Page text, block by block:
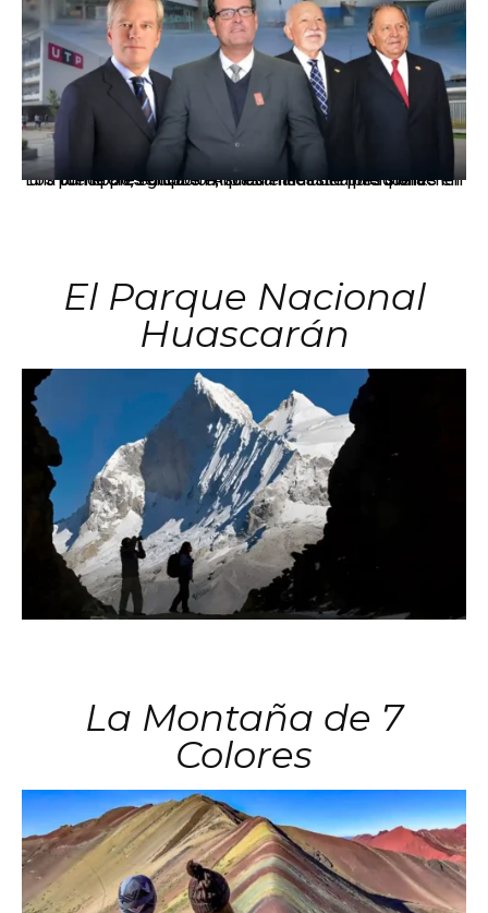
Los principales grupos empresariales del país mantienen una fuerte presencia en Áncash mediante inversiones en comercio, educación, salud e industria pesquera.
El Parque Nacional
Huascarán
La Montaña de 7
Colores